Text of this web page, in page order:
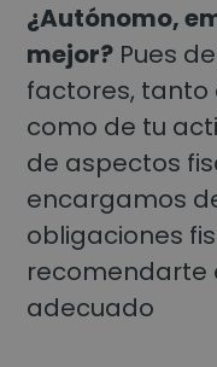
¿Autónomo,
mejor? Pues
factores, tanto
como de tu
de aspectos
encargamos
obligaciones
recomendarte
adecuado